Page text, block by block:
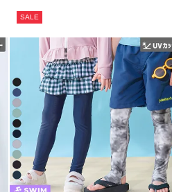
SALE